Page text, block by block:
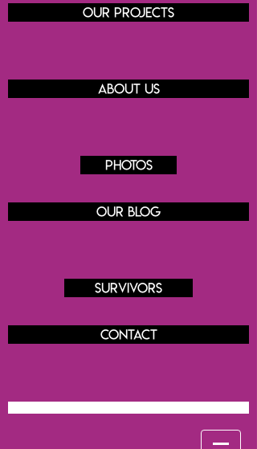
our projects
About us
Photos
Our blog
Survivors
Contact